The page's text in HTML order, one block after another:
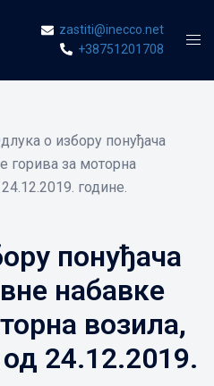
zastiti@inecco.net
+38751201708
о избору понуђача
горива за моторна
године.
понуђача
набавке
возила,
24.12.2019.